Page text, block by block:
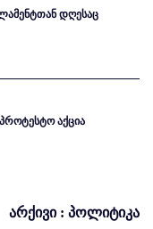
დღესაც
აქცია
არქივი : პოლიტიკა